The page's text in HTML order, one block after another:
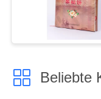
Beliebte